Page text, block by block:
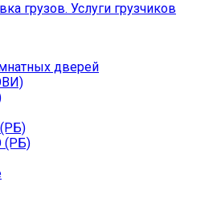
грузов. Услуги грузчиков
дверей
(РБ)